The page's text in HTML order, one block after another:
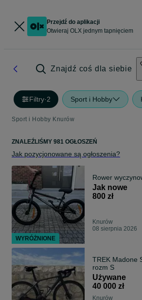
Przejdź do aplikacji
Otwieraj OLX jednym tapnięciem
Znajdź coś dla siebie
Filtry·2 Sport i Hobby
Sport i Hobby Knurów
ZNALEŹLIŚMY 981 OGŁOSZEŃ
Jak pozycjonowane są ogłoszenia?
Rower
Jak nowe
800 zł
Knurów
08 sierpnia 2026
TREK Madone
rozm S
Używane
40 000 zł
Knurów
WYRÓŻNIONE